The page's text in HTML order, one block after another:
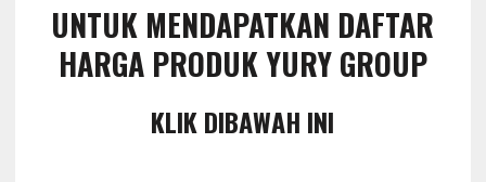
UNTUK MENDAPATKAN DAFTAR
HARGA PRODUK YURY GROUP
KLIK DIBAWAH INI